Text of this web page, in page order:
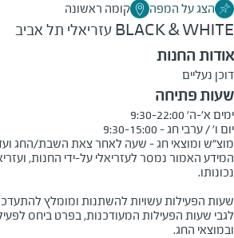
הצג על המפה קומה ראשונה
BLACK & WHITE עזריאלי תל אביב
אודות החנות
דוכן נעליים
שעות פתיחה
מוצ"ש ומוצאי חג - שעה לאחר צאת השבת/החג ועד
המידע האמור נמסר לעזריאלי על-ידי החנות,
שעות הפעילות עשויות להשתנות ומומלץ
לגבי שעות הפעילות המעודכנות, בפרט ביחס
ובמוצאי החג.